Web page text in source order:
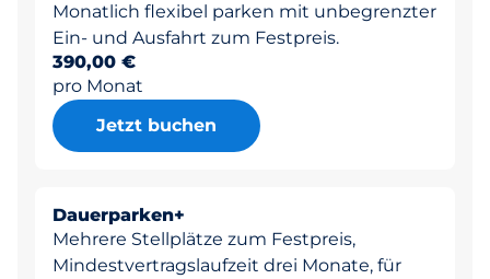
Monatlich flexibel parken mit unbegrenzter
Ein- und Ausfahrt zum Festpreis.
390,00 €
pro Monat
Jetzt buchen
Dauerparken+
Mehrere Stellplätze zum Festpreis,
Mindestvertragslaufzeit drei Monate, für